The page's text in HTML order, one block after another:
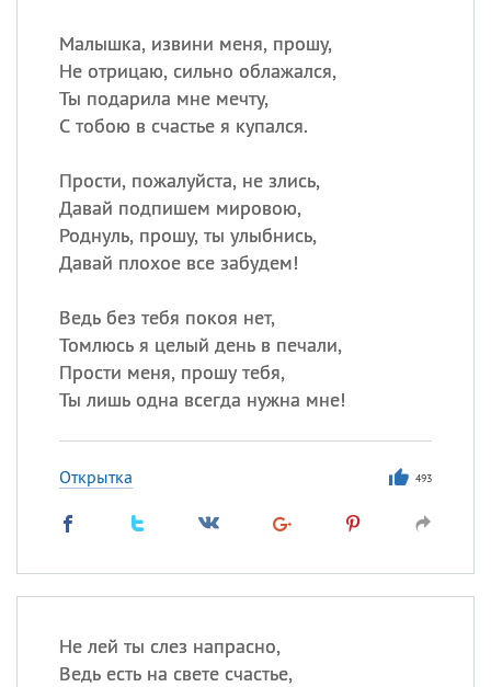
Малышка, извини меня, прошу,
Не отрицаю, сильно облажался,
Ты подарила мне мечту,
С тобою в счастье я купался.
Прости, пожалуйста, не злись,
Давай подпишем мировою,
Роднуль, прошу, ты улыбнись,
Давай плохое все забудем!
Ведь без тебя покоя нет,
Томлюсь я целый день в печали,
Прости меня, прошу тебя,
Ты лишь одна всегда нужна мне!
Открытка 493
Не лей ты слез напрасно,
Ведь есть на свете счастье,